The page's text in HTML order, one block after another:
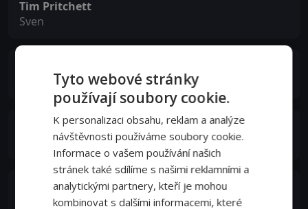
Tim Pritchett
Sven
Berthold
Adam Mišík
Stefan Sauk
Anders
Tyto webové stránky
používají soubory cookie.
K personalizaci obsahu, reklam a analýze
návštěvnosti používáme soubory cookie.
Informace o vašem používání našich
stránek také sdílíme s našimi reklamními a
analytickými partnery, kteří je mohou
kombinovat s dalšími informacemi, které